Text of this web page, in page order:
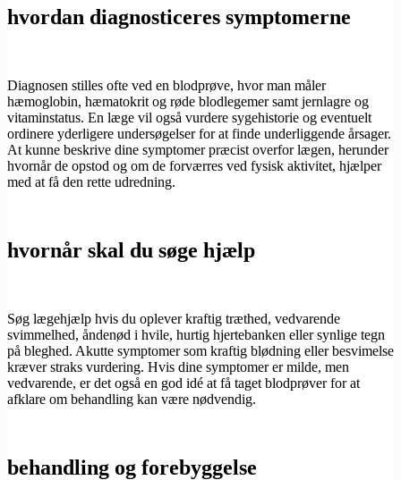
hvordan diagnosticeres symptomerne
Diagnosen stilles ofte ved en blodprøve, hvor man måler
hæmoglobin, hæmatokrit og røde blodlegemer samt jernlagre og
vitaminstatus. En læge vil også vurdere sygehistorie og eventuelt
ordinere yderligere undersøgelser for at finde underliggende årsager.
At kunne beskrive dine symptomer præcist overfor lægen, herunder
hvornår de opstod og om de forværres ved fysisk aktivitet, hjælper
med at få den rette udredning.
hvornår skal du søge hjælp
Søg lægehjælp hvis du oplever kraftig træthed, vedvarende
svimmelhed, åndenød i hvile, hurtig hjertebanken eller synlige tegn
på bleghed. Akutte symptomer som kraftig blødning eller besvimelse
kræver straks vurdering. Hvis dine symptomer er milde, men
vedvarende, er det også en god idé at få taget blodprøver for at
afklare om behandling kan være nødvendig.
behandling og forebyggelse